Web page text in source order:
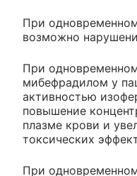
При
возможно
При
мибефрадилом у
активностью
повышение
плазме крови и
токсических
При